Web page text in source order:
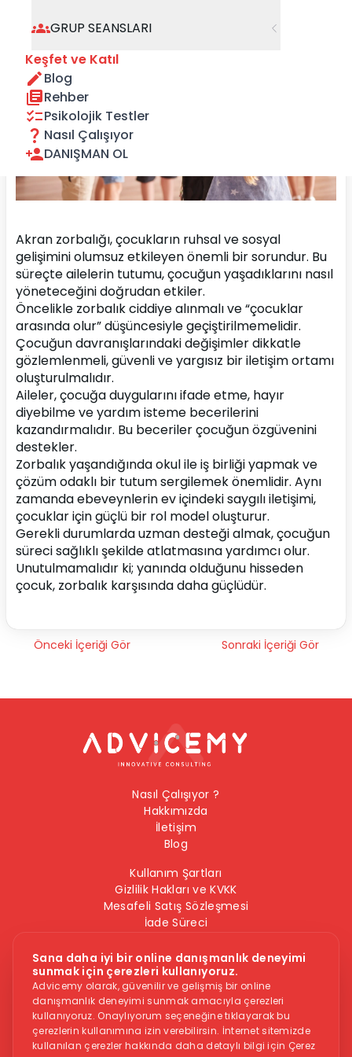
GRUP SEANSLARI
Keşfet ve Katıl
Blog
Rehber
Psikolojik Testler
Nasıl Çalışıyor
DANIŞMAN OL
Akran zorbalığı, çocukların ruhsal ve sosyal
gelişimini olumsuz etkileyen önemli bir sorundur. Bu
süreçte ailelerin tutumu, çocuğun yaşadıklarını nasıl
yöneteceğini doğrudan etkiler.
Öncelikle zorbalık ciddiye alınmalı ve “çocuklar
arasında olur” düşüncesiyle geçiştirilmemelidir.
Çocuğun davranışlarındaki değişimler dikkatle
gözlemlenmeli, güvenli ve yargısız bir iletişim ortamı
oluşturulmalıdır.
Aileler, çocuğa duygularını ifade etme, hayır
diyebilme ve yardım isteme becerilerini
kazandırmalıdır. Bu beceriler çocuğun özgüvenini
destekler.
Zorbalık yaşandığında okul ile iş birliği yapmak ve
çözüm odaklı bir tutum sergilemek önemlidir. Aynı
zamanda ebeveynlerin ev içindeki saygılı iletişimi,
çocuklar için güçlü bir rol model oluşturur.
Gerekli durumlarda uzman desteği almak, çocuğun
süreci sağlıklı şekilde atlatmasına yardımcı olur.
Unutulmamalıdır ki; yanında olduğunu hisseden
çocuk, zorbalık karşısında daha güçlüdür.
Önceki İçeriği Gör Sonraki İçeriği Gör
Sana daha iyi bir online danışmanlık deneyimi
sunmak için çerezleri kullanıyoruz.
Advicemy olarak, güvenilir ve gelişmiş bir online
danışmanlık deneyimi sunmak amacıyla çerezleri
kullanıyoruz. Onaylıyorum seçeneğine tıklayarak bu
çerezlerin kullanımına izin verebilirsin. İnternet sitemizde
kullanılan çerezler hakkında daha detaylı bilgi için Çerez
Nasıl Çalışıyor ?
Hakkımızda
İletişim
Blog
Kullanım Şartları
Gizlilik Hakları ve KVKK
Mesafeli Satış Sözleşmesi
İade Süreci
Bilgi Güvenliği Politikası
Bizi Takip Edin